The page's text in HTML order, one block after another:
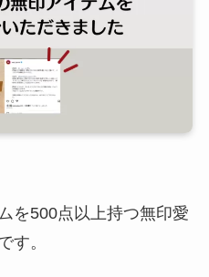
を500点以上持つ無印愛
す。